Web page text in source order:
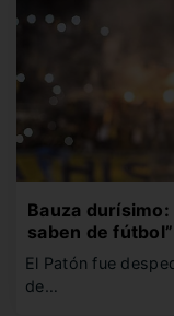
Bauza
saben de fútbol”
El Patón fue
de…